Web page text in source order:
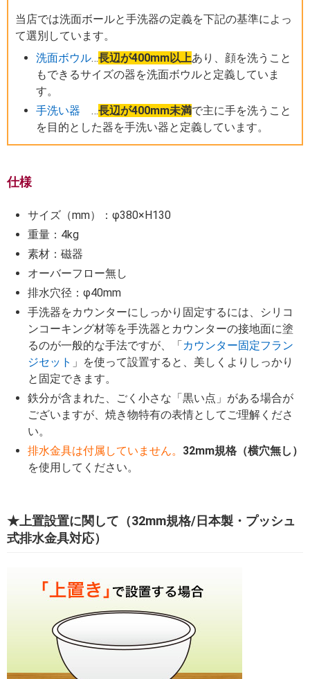
当店では洗面ボールと手洗器の定義を下記の基準によっ
て選別しています。
洗面ボウル…長辺が400mm以上あり、顔を洗うこと
もできるサイズの器を洗面ボウルと定義していま
す。
手洗い器 …長辺が400mm未満で主に手を洗うこと
を目的とした器を手洗い器と定義しています。
仕様
サイズ（mm）：φ380×H130
重量：4kg
素材：磁器
オーバーフロー無し
排水穴径：φ40mm
手洗器をカウンターにしっかり固定するには、シリコ
ンコーキング材等を手洗器とカウンターの接地面に塗
るのが一般的な手法ですが、「 カウンター固定フラン
ジセット 」を使って設置すると、美しくよりしっかり
と固定できます。
鉄分が含まれた、ごく小さな「黒い点」がある場合が
ございますが、焼き物特有の表情としてご理解くださ
い。
排水金具は付属していません。 32mm規格（横穴無し）
を使用してください。
★上置設置に関して（32mm規格/日本製・プッシュ
式排水金具対応）